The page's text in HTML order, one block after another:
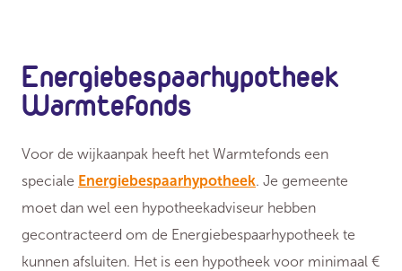
Energiebespaarhypotheek
Warmtefonds
Voor de wijkaanpak heeft het Warmtefonds een
speciale Energiebespaarhypotheek. Je gemeente
moet dan wel een hypotheekadviseur hebben
gecontracteerd om de Energiebespaarhypotheek te
kunnen afsluiten. Het is een hypotheek voor minimaal €